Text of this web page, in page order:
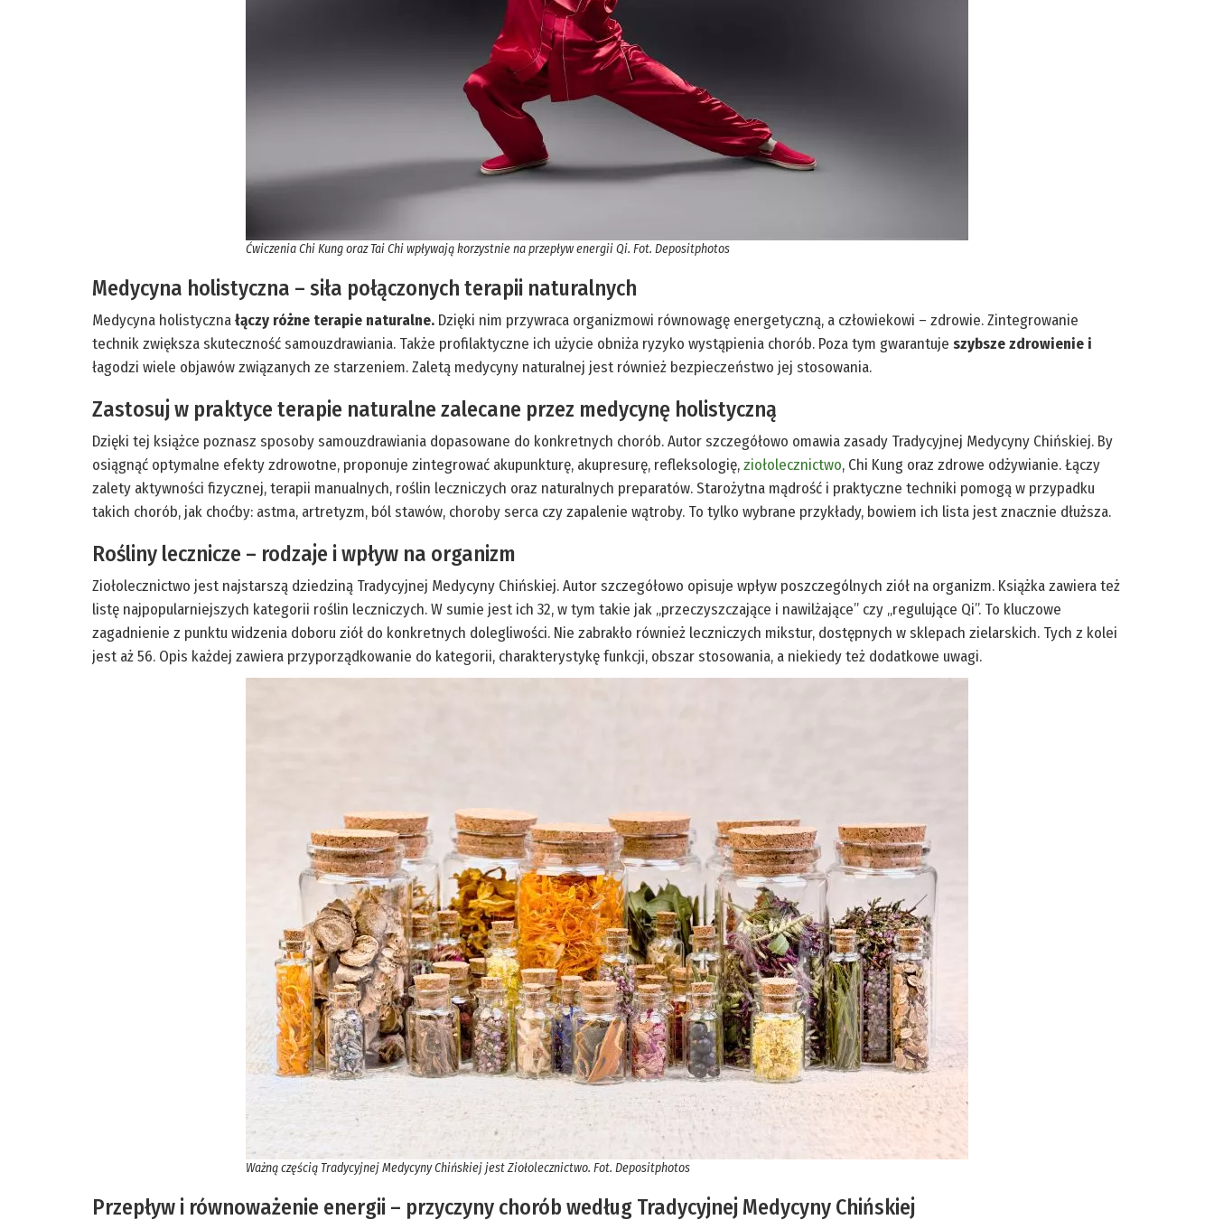
Ćwiczenia Chi Kung oraz Tai Chi wpływają korzystnie na przepływ energii Qi. Fot. Depositphotos
Medycyna holistyczna – siła połączonych terapii naturalnych
Medycyna holistycznałączy różne terapie naturalne. Dzięki nim przywraca organizmowi równowagę energetyczną, a człowiekowi – zdrowie. Zintegrowanie
technik zwiększa skuteczność samouzdrawiania. Także profilaktyczne ich użycie obniża ryzyko wystąpienia chorób. Poza tym gwarantuje szybsze zdrowienie i
łagodzi wiele objawów związanych ze starzeniem. Zaletą medycyny naturalnej jest również bezpieczeństwo jej stosowania.
Zastosuj w praktyce terapie naturalne zalecane przez medycynę holistyczną
Dzięki tej książce poznasz sposoby samouzdrawiania dopasowane do konkretnych chorób. Autor szczegółowo omawia zasady Tradycyjnej Medycyny Chińskiej. By
osiągnąć optymalne efekty zdrowotne, proponuje zintegrować akupunkturę, akupresurę, refleksologię,ziołolecznictwo, Chi Kung oraz zdrowe odżywianie. Łączy
zalety aktywności fizycznej, terapii manualnych, roślin leczniczych oraz naturalnych preparatów. Starożytna mądrość i praktyczne techniki pomogą w przypadku
takich chorób, jak choćby: astma, artretyzm, ból stawów, choroby serca czy zapalenie wątroby. To tylko wybrane przykłady, bowiem ich lista jest znacznie dłuższa.
Rośliny lecznicze – rodzaje i wpływ na organizm
Ziołolecznictwo jest najstarszą dziedziną Tradycyjnej Medycyny Chińskiej. Autor szczegółowo opisuje wpływ poszczególnych ziół na organizm. Książka zawiera też
listę najpopularniejszych kategorii roślin leczniczych. W sumie jest ich 32, w tym takie jak „przeczyszczające i nawilżające” czy „regulujące Qi”. To kluczowe
zagadnienie z punktu widzenia doboru ziół do konkretnych dolegliwości. Nie zabrakło również leczniczych mikstur, dostępnych w sklepach zielarskich. Tych z kolei
jest aż 56. Opis każdej zawiera przyporządkowanie do kategorii, charakterystykę funkcji, obszar stosowania, a niekiedy też dodatkowe uwagi.
Ważną częścią Tradycyjnej Medycyny Chińskiej jest Ziołolecznictwo. Fot. Depositphotos
Przepływ i równoważenie energii – przyczyny chorób według Tradycyjnej Medycyny Chińskiej